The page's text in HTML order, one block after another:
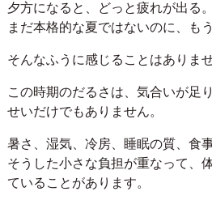
夕方になると、どっと疲れが出る。
まだ本格的な夏ではないのに、も
そんなふうに感じることはありませ
この時期のだるさは、気合いが足
せいだけでもありません。
暑さ、湿気、冷房、睡眠の質、食
そうした小さな負担が重なって、
ていることがあります。